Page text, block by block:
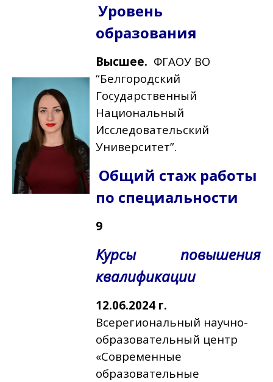
Уровень
образования
Высшее. ФГАОУ ВО
“Белгородский
Государственный
Национальный
Исследовательский
Университет”.
Общий стаж работы
по специальности
9
Курсы повышения
квалификации
12.06.2024 г.
Всерегиональный научно-
образовательный центр
«Современные
образовательные